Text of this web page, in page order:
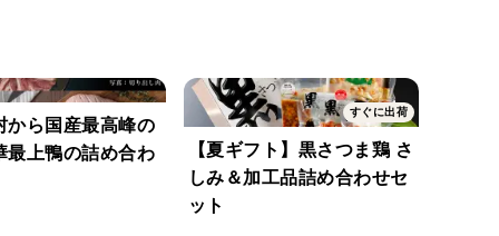
から国産最高峰の
最上鴨の詰め合わ
すぐに出荷
【夏ギフト】黒さつま鶏 さ
しみ＆加工品詰め合わせセ
ット